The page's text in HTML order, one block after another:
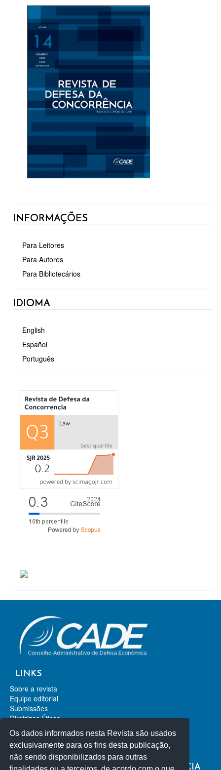
Os dados informados nesta Revista são usados
exclusivamente para os fins desta publicação,
não sendo disponibilizados para outras
INFORMAÇÕES
Para Leitores
Para Autores
Para Bibliotecários
IDIOMA
English
Español
Português
MÉTRICAS
ACESSOS
LINKS
Sobre a revista
Equipe editorial
Submissões
Diretrizes Éticas
Contato
Revista de Direito da Concorrência
Revista de Direito Econômico
REVISTA DE DEFESA DA CONCORRÊNCIA